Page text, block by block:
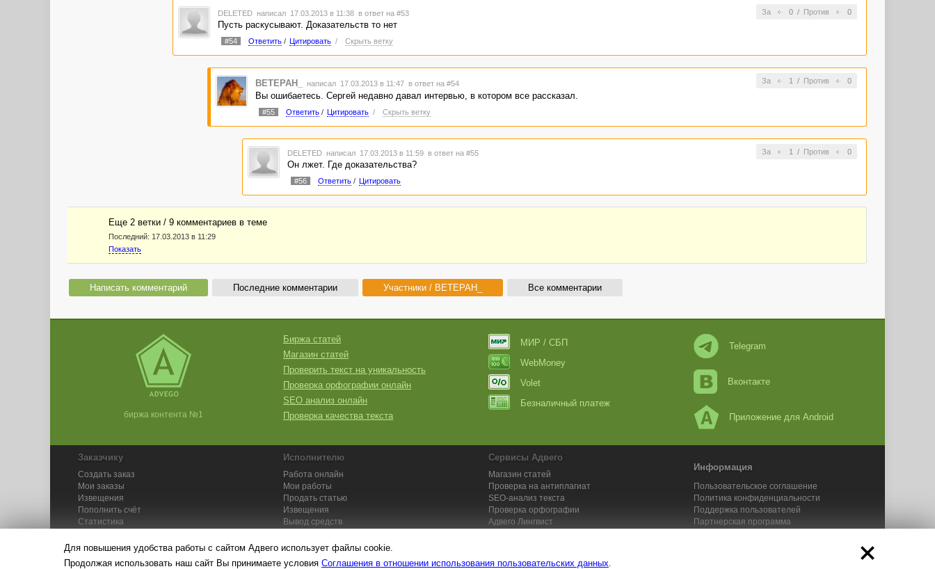
За 0/ Против 0
DELETED написал 17.03.2013 в 11:38 в ответ на #53
Пусть раскусывают. Доказательств то нет
#54 Ответить/ Цитировать / Скрыть ветку
За 1 / Против 0
BETEPAH_ написал 17.03.2013 в 11:47 в ответ на #54
Вы ошибаетесь. Сергей недавно давал интервью, в котором все рассказал.
#55 Ответить/ Цитировать / Скрыть ветку
За 1 / Против 0
DELETED написал 17.03.2013 в 11:59 в ответ на #55
Он лжет. Где доказательства?
#56 Ответить/ Цитировать
Еще 2 ветки / 9 комментариев в темe
Последний: 17.03.2013 в 11:29
Показать
Написать комментарий Последние комментарии Участники / BETEPAH_ Все комментарии
биржа контента №1
Биржа статей
Магазин статей
Проверить текст на уникальность
Проверка орфографии онлайн
SEO анализ онлайн
Проверка качества текста
МИР / СБП
WebMoney
Volet
Безналичный платеж
Telegram
Вконтакте
Приложение для Android
Заказчику
Создать заказ
Мои заказы
Извещения
Пополнить счёт
Статистика
Исполнителю
Работа онлайн
Мои работы
Продать статью
Извещения
Вывод средств
Сервисы Адвего
Магазин статей
Проверка на антиплагиат
SEO-анализ текста
Проверка орфографии
Адвего Лингвист
Информация
Пользовательское соглашение
Политика конфиденциальности
Поддержка пользователей
Партнерская программа
Для повышения удобства работы с сайтом Адвего использует файлы cookie.
Продолжая использовать наш сайт Вы принимаете условия Соглашения в отношении использования пользовательских данных